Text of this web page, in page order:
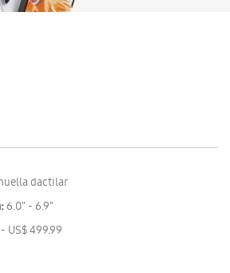
dactilar
6.0" - 6.9"
US$ 499.99